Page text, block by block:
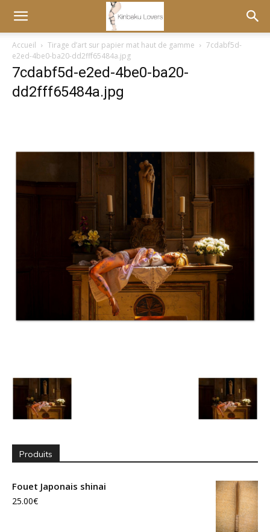
Accueil Tirage d’art sur papier mat haut de gamme
7cdabf5d-
e2ed-4be0-ba20-dd2fff65484a.jpg
7cdabf5d-e2ed-4be0-ba20-
dd2fff65484a.jpg
Produits
Fouet Japonais shinai
25.00€